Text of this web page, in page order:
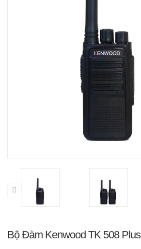
Bộ Đàm Kenwood TK 508 Plus